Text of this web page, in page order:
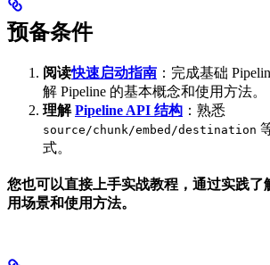
预备条件
阅读快速启动指南 ：完成基础
解 Pipeline 的基本概念和使用方法。
理解Pipeline API 结构 ：熟悉
source/chunk/embed/destination
式。
您也可以直接上手实战教程，通过实践了
用场景和使用方法。